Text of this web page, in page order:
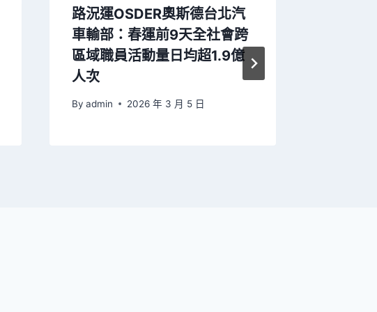
路況運OSDER奧斯德台北汽
車輸部：春運前9天全社會跨
區域職員活動量日均超1.9億
人次
By admin 2026 年 3 月 5 日